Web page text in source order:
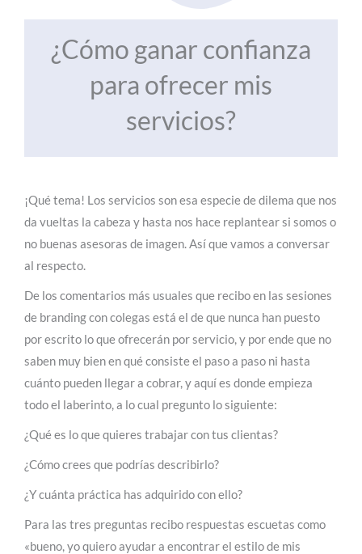
¿Cómo ganar confianza
para ofrecer mis
servicios?
¡Qué tema! Los servicios son esa especie de dilema que nos
da vueltas la cabeza y hasta nos hace replantear si somos o
no buenas asesoras de imagen. Así que vamos a conversar
al respecto.
De los comentarios más usuales que recibo en las sesiones
de branding con colegas está el de que nunca han puesto
por escrito lo que ofrecerán por servicio, y por ende que no
saben muy bien en qué consiste el paso a paso ni hasta
cuánto pueden llegar a cobrar, y aquí es donde empieza
todo el laberinto, a lo cual pregunto lo siguiente:
¿Qué es lo que quieres trabajar con tus clientas?
¿Cómo crees que podrías describirlo?
¿Y cuánta práctica has adquirido con ello?
Para las tres preguntas recibo respuestas escuetas como
«bueno, yo quiero ayudar a encontrar el estilo de mis